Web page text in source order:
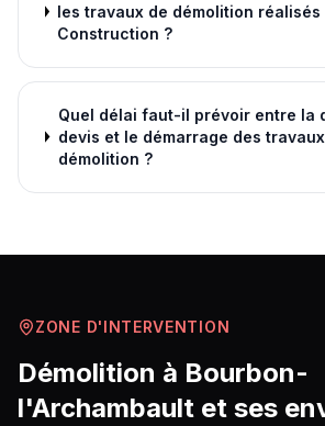
les travaux de démolition réalisés
Construction ?
Quel délai faut-il prévoir entre la
devis et le démarrage des
démolition ?
ZONE D'INTERVENTION
Démolition à Bourbon-
l'Archambault et ses